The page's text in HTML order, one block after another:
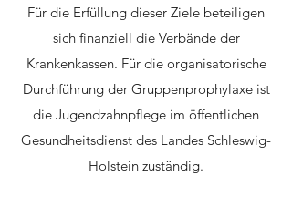
Für die Erfüllung dieser Ziele beteiligen
sich finanziell die Verbände der
Krankenkassen. Für die organisatorische
Durchführung der Gruppenprophylaxe ist
die Jugendzahnpflege im öffentlichen
Gesundheitsdienst des Landes Schleswig-
Holstein zuständig.